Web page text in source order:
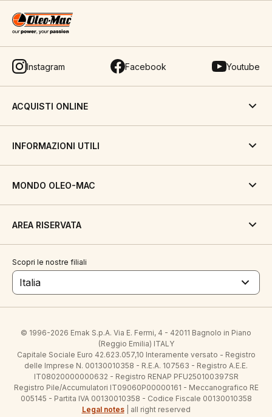
Instagram Facebook Youtube
ACQUISTI ONLINE
INFORMAZIONI UTILI
MONDO OLEO-MAC
AREA RISERVATA
Scopri le nostre filiali
Italia
© 1996-2026 Emak S.p.A. Via E. Fermi, 4 - 42011 Bagnolo in Piano
(Reggio Emilia) ITALY
Capitale Sociale Euro 42.623.057,10 Interamente versato - Registro
delle Imprese N. 00130010358 - R.E.A. 107563 - Registro A.E.E.
IT08020000000632 - Registro RENAP PFU250100397SR
Registro Pile/Accumulatori IT09060P00000161 - Meccanografico RE
005145 - Partita IVA 00130010358 - Codice Fiscale 00130010358
Legal notes| all right reserved